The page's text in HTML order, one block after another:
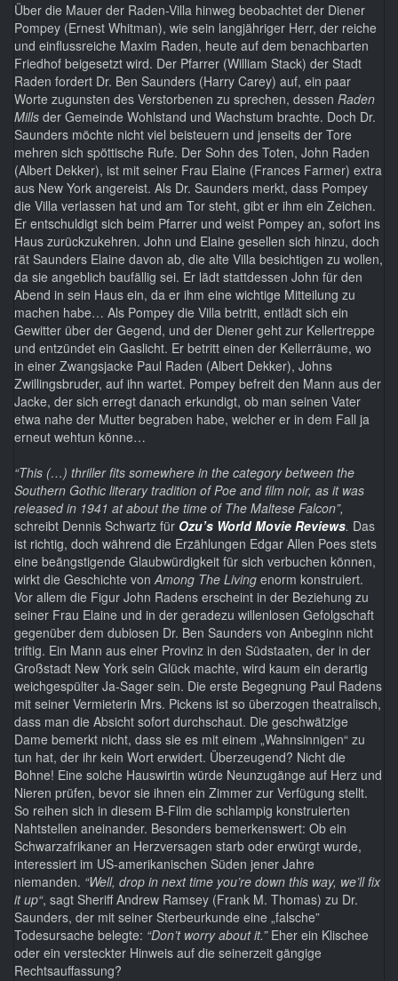
Über die Mauer der Raden-Villa hinweg beobachtet der Diener
Pompey (Ernest Whitman), wie sein langjähriger Herr, der reiche
und einflussreiche Maxim Raden, heute auf dem benachbarten
Friedhof beigesetzt wird. Der Pfarrer (William Stack) der Stadt
Raden fordert Dr. Ben Saunders (Harry Carey) auf, ein paar
Worte zugunsten des Verstorbenen zu sprechen, dessen Raden
Mills der Gemeinde Wohlstand und Wachstum brachte. Doch Dr.
Saunders möchte nicht viel beisteuern und jenseits der Tore
mehren sich spöttische Rufe. Der Sohn des Toten, John Raden
(Albert Dekker), ist mit seiner Frau Elaine (Frances Farmer) extra
aus New York angereist. Als Dr. Saunders merkt, dass Pompey
die Villa verlassen hat und am Tor steht, gibt er ihm ein Zeichen.
Er entschuldigt sich beim Pfarrer und weist Pompey an, sofort ins
Haus zurückzukehren. John und Elaine gesellen sich hinzu, doch
rät Saunders Elaine davon ab, die alte Villa besichtigen zu wollen,
da sie angeblich baufällig sei. Er lädt stattdessen John für den
Abend in sein Haus ein, da er ihm eine wichtige Mitteilung zu
machen habe… Als Pompey die Villa betritt, entlädt sich ein
Gewitter über der Gegend, und der Diener geht zur Kellertreppe
und entzündet ein Gaslicht. Er betritt einen der Kellerräume, wo
in einer Zwangsjacke Paul Raden (Albert Dekker), Johns
Zwillingsbruder, auf ihn wartet. Pompey befreit den Mann aus der
Jacke, der sich erregt danach erkundigt, ob man seinen Vater
etwa nahe der Mutter begraben habe, welcher er in dem Fall ja
erneut wehtun könne…
“This (…) thriller fits somewhere in the category between the
Southern Gothic literary tradition of Poe and film noir, as it was
released in 1941 at about the time of The Maltese Falcon”,
schreibt Dennis Schwartz für Ozu’s World Movie Reviews. Das
ist richtig, doch während die Erzählungen Edgar Allen Poes stets
eine beängstigende Glaubwürdigkeit für sich verbuchen können,
wirkt die Geschichte vonAmong The Living enorm konstruiert.
Vor allem die Figur John Radens erscheint in der Beziehung zu
seiner Frau Elaine und in der geradezu willenlosen Gefolgschaft
gegenüber dem dubiosen Dr. Ben Saunders von Anbeginn nicht
triftig. Ein Mann aus einer Provinz in den Südstaaten, der in der
Großstadt New York sein Glück machte, wird kaum ein derartig
weichgespülter Ja-Sager sein. Die erste Begegnung Paul Radens
mit seiner Vermieterin Mrs. Pickens ist so überzogen theatralisch,
dass man die Absicht sofort durchschaut. Die geschwätzige
Dame bemerkt nicht, dass sie es mit einem „Wahnsinnigen“ zu
tun hat, der ihr kein Wort erwidert. Überzeugend? Nicht die
Bohne! Eine solche Hauswirtin würde Neunzugänge auf Herz und
Nieren prüfen, bevor sie ihnen ein Zimmer zur Verfügung stellt.
So reihen sich in diesem B-Film die schlampig konstruierten
Nahtstellen aneinander. Besonders bemerkenswert: Ob ein
Schwarzafrikaner an Herzversagen starb oder erwürgt wurde,
interessiert im US-amerikanischen Süden jener Jahre
niemanden. “Well, drop in next time you’re down this way, we’ll fix
it up“, sagt Sheriff Andrew Ramsey (Frank M. Thomas) zu Dr.
Saunders, der mit seiner Sterbeurkunde eine „falsche”
Todesursache belegte: “Don’t worry about it.” Eher ein Klischee
oder ein versteckter Hinweis auf die seinerzeit gängige
Rechtsauffassung?